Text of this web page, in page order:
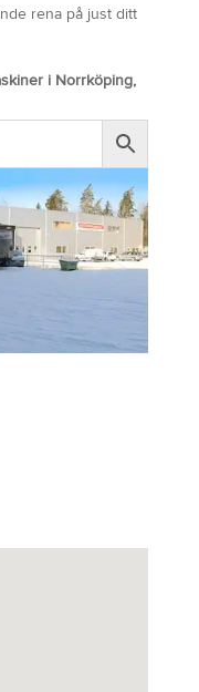
rena på just ditt
i Norrköping,